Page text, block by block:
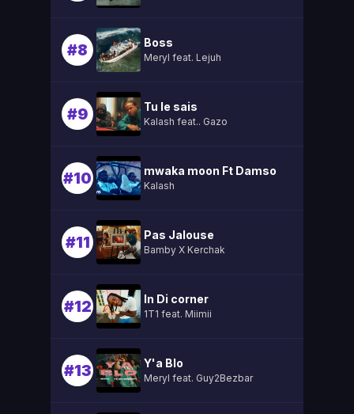
#8 Boss
Meryl feat. Lejuh
#9 Tu le sais
Kalash feat.. Gazo
#10 mwaka moon Ft Damso
Kalash
#11 Pas Jalouse
Bamby X Kerchak
#12 In Di corner
1T1 feat. Miimii
#13 Y'a Blo
Meryl feat. Guy2Bezbar